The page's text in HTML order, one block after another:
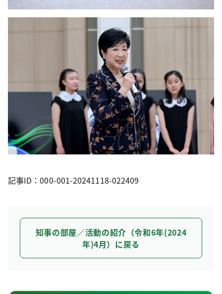
記事ID：000-001-20241118-022409
知事の部屋／活動の紹介（令和6年(2024
年)4月）に戻る